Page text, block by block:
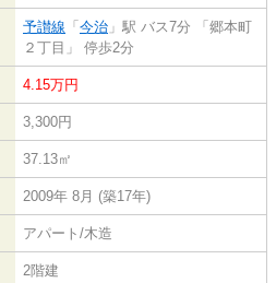
予讃線 「 今治 」駅 バス7分 「郷本町
２丁目」 停歩2分
4.15万円
3,300円
37.13㎡
2009年 8月 (築17年)
アパート/木造
2階建